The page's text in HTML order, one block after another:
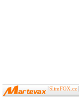
SlimFOX.cz